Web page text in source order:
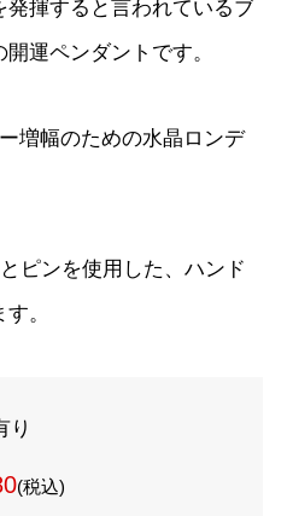
発揮すると言われているブ
運ペンダントです。
増幅のための水晶ロンデ
ピンを使用した、ハンド
。
り
(税込)